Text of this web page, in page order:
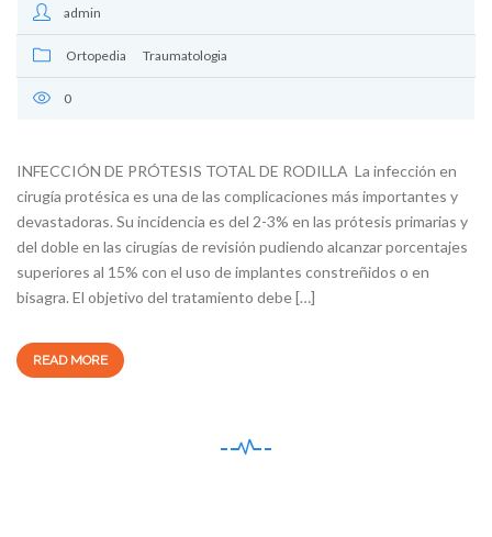
admin
Ortopedia Traumatologia
0
INFECCIÓN DE PRÓTESIS TOTAL DE RODILLA La infección en
cirugía protésica es una de las complicaciones más importantes y
devastadoras. Su incidencia es del 2-3% en las prótesis primarias y
del doble en las cirugías de revisión pudiendo alcanzar porcentajes
superiores al 15% con el uso de implantes constreñidos o en
bisagra. El objetivo del tratamiento debe […]
READ MORE